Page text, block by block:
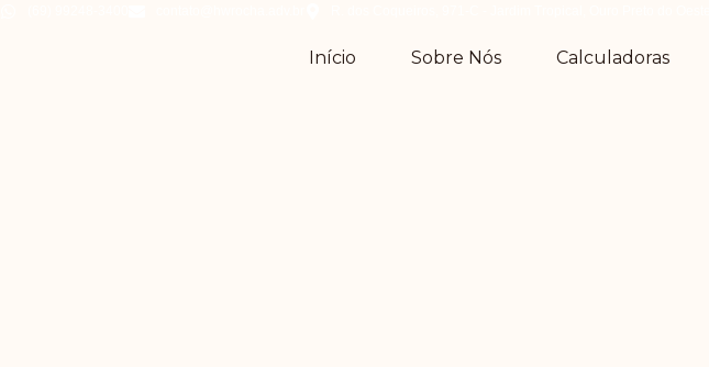
Início Sobre Nós Calculadoras